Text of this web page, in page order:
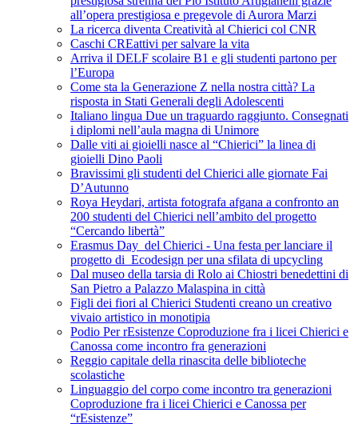
all’opera prestigiosa e pregevole di Aurora Marzi
La ricerca diventa Creatività al Chierici col CNR
Caschi CREattivi per salvare la vita
Arriva il DELF scolaire B1 e gli studenti partono per
l’Europa
Come sta la Generazione Z nella nostra città? La
risposta in Stati Generali degli Adolescenti
Italiano lingua Due un traguardo raggiunto. Consegnati
i diplomi nell’aula magna di Unimore
Dalle viti ai gioielli nasce al “Chierici” la linea di
gioielli Dino Paoli
Bravissimi gli studenti del Chierici alle giornate Fai
D’Autunno
Roya Heydari, artista fotografa afgana a confronto an
200 studenti del Chierici nell’ambito del progetto
“Cercando libertà”
Erasmus Day del Chierici - Una festa per lanciare il
progetto di Ecodesign per una sfilata di upcycling
Dal museo della tarsia di Rolo ai Chiostri benedettini di
San Pietro a Palazzo Malaspina in città
Figli dei fiori al Chierici Studenti creano un creativo
vivaio artistico in monotipia
Podio Per rEsistenze Coproduzione fra i licei Chierici e
Canossa come incontro fra generazioni
Reggio capitale della rinascita delle biblioteche
scolastiche
Linguaggio del corpo come incontro tra generazioni
Coproduzione fra i licei Chierici e Canossa per
“rEsistenze”